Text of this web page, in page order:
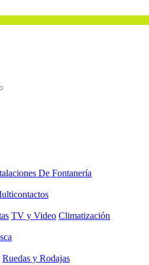
De Fontanería
TV y Video Climatización
Ruedas y Rodajas